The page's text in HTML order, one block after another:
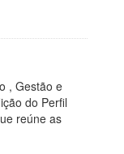
, Gestão e
do Perfil
reúne as